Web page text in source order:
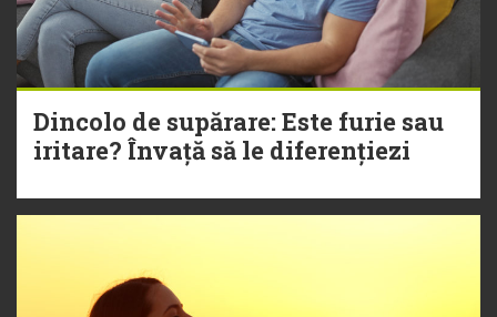
Dincolo de supărare: Este furie sau
iritare? Învață să le diferențiezi